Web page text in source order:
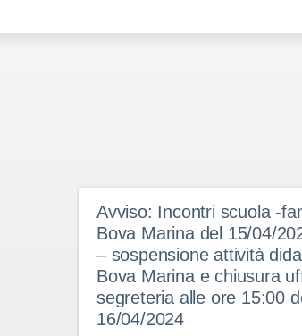
Avviso: Incontri scuola -
Bova Marina del 15/04/
– sospensione attività
Bova Marina e chiusura
segreteria alle ore 15:00
16/04/2024